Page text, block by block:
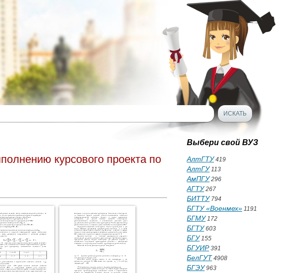
курсового проекта по
Выбери свой ВУЗ
АлтГТУ419
АлтГУ113
АмПГУ296
АГТУ267
БИТТУ794
БГТУ «Военмех» 1191
БГМУ172
БГТУ603
БГУ155
БГУИР391
БелГУТ 4908
БГЭУ963